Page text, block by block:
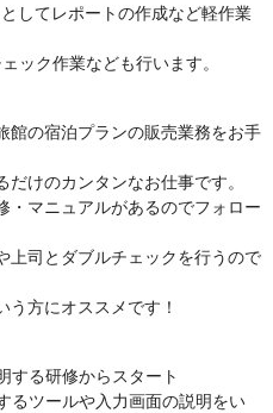
してレポートの作成など軽作業
ック作業なども行います。
館の宿泊プランの販売業務をお手
けのカンタンなお仕事です。
・マニュアルがあるのでフォロー
上司とダブルチェックを行うので
う方にオススメです！
する研修からスタート
るツールや入力画面の説明をい